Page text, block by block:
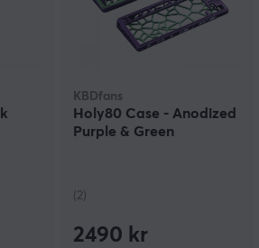
KBDfans
Holy80 Case - Anodized
Purple & Green
(2)
2490 kr